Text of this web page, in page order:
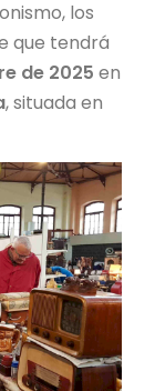
los
que tendrá
de 2025 en
, situada en